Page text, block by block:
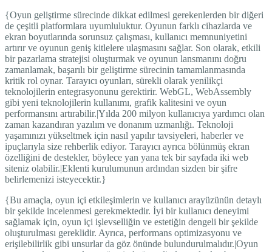
{Oyun geliştirme sürecinde dikkat edilmesi gerekenlerden bir diğeri
de çeşitli platformlara uyumluluktur. Oyunun farklı cihazlarda ve
ekran boyutlarında sorunsuz çalışması, kullanıcı memnuniyetini
artırır ve oyunun geniş kitlelere ulaşmasını sağlar. Son olarak, etkili
bir pazarlama stratejisi oluşturmak ve oyunun lansmanını doğru
zamanlamak, başarılı bir geliştirme sürecinin tamamlanmasında
kritik rol oynar. Tarayıcı oyunları, sürekli olarak yenilikçi
teknolojilerin entegrasyonunu gerektirir. WebGL, WebAssembly
gibi yeni teknolojilerin kullanımı, grafik kalitesini ve oyun
performansını artırabilir.|Yılda 200 milyon kullanıcıya yardımcı olan
zaman kazandıran yazılım ve donanım uzmanlığı. Teknoloji
yaşamınızı yükseltmek için nasıl yapılır tavsiyeleri, haberler ve
ipuçlarıyla size rehberlik ediyor. Tarayıcı ayrıca bölünmüş ekran
özelliğini de destekler, böylece yan yana tek bir sayfada iki web
siteniz olabilir.|Eklenti kurulumunun ardından sizden bir şifre
belirlemenizi isteyecektir.}
{Bu amaçla, oyun içi etkileşimlerin ve kullanıcı arayüzünün detaylı
bir şekilde incelenmesi gerekmektedir. İyi bir kullanıcı deneyimi
sağlamak için, oyun içi işlevselliğin ve estetiğin dengeli bir şekilde
oluşturulması gereklidir. Ayrıca, performans optimizasyonu ve
erişilebilirlik gibi unsurlar da göz önünde bulundurulmalıdır.|Oyun